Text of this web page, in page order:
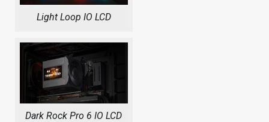
Light Loop IO LCD
Dark Rock Pro 6 IO LCD